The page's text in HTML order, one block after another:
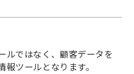
ルではなく、顧客データを
ツールとなります。